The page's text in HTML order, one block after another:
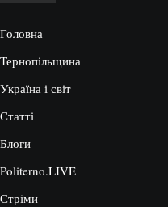
Головна
Тернопільщина
Україна і світ
Статті
Блоги
Politerno.LIVE
Стріми